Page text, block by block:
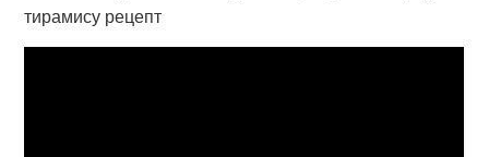
тирамису рецепт